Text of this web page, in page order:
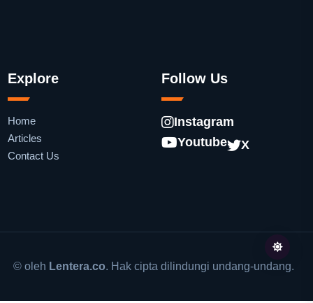
Explore
Home
Articles
Contact Us
Follow Us
Instagram
Youtube
X
© oleh Lentera.co. Hak cipta dilindungi undang-undang.